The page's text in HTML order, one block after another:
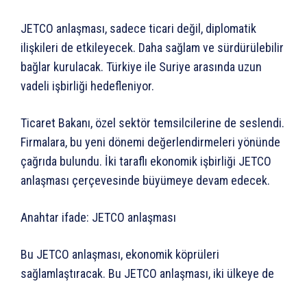
JETCO anlaşması, sadece ticari değil, diplomatik
ilişkileri de etkileyecek. Daha sağlam ve sürdürülebilir
bağlar kurulacak. Türkiye ile Suriye arasında uzun
vadeli işbirliği hedefleniyor.
Ticaret Bakanı, özel sektör temsilcilerine de seslendi.
Firmalara, bu yeni dönemi değerlendirmeleri yönünde
çağrıda bulundu. İki taraflı ekonomik işbirliği JETCO
anlaşması çerçevesinde büyümeye devam edecek.
Anahtar ifade: JETCO anlaşması
Bu JETCO anlaşması, ekonomik köprüleri
sağlamlaştıracak. Bu JETCO anlaşması, iki ülkeye de